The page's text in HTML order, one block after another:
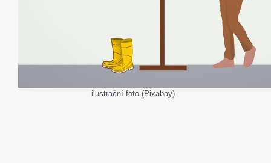
ilustrační foto (Pixabay)